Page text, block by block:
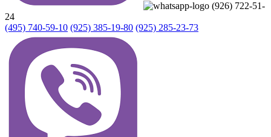
(926) 722-51-
24
(495) 740-59-10 (925) 385-19-80 (925) 285-23-73